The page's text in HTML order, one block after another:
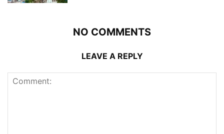
NO COMMENTS
LEAVE A REPLY